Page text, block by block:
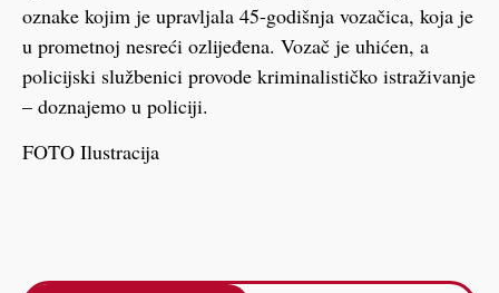
oznake kojim je upravljala 45-godišnja vozačica, koja je
u prometnoj nesreći ozlijeđena. Vozač je uhićen, a
policijski službenici provode kriminalističko istraživanje
– doznajemo u policiji.
FOTO Ilustracija